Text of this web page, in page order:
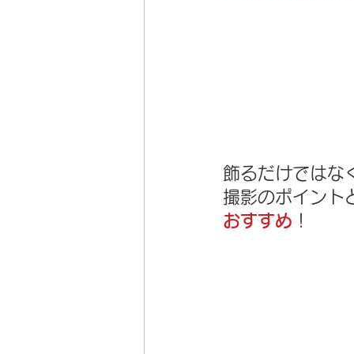
飾るだけではな
撮影のポイント
おすすめ ！